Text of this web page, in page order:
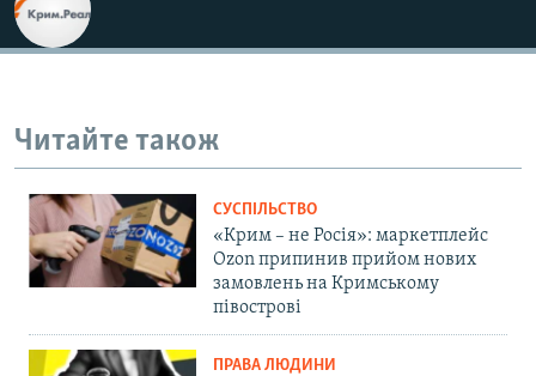
Читайте також
СУСПІЛЬСТВО
«Крим – не Росія»: маркетплейс
Ozon припинив прийом нових
замовлень на Кримському
півострові
ПРАВА ЛЮДИНИ